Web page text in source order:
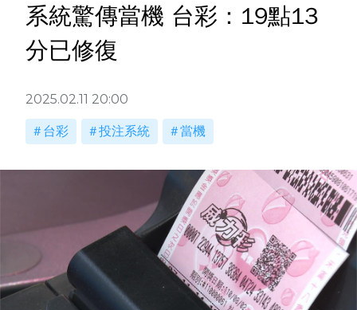
系統驚傳當機 台彩：19點13
分已修復
2025.02.11 20:00
台彩 投注系統 當機